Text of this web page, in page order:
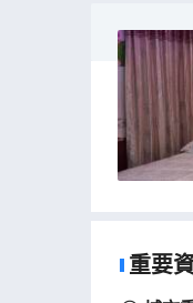
重要